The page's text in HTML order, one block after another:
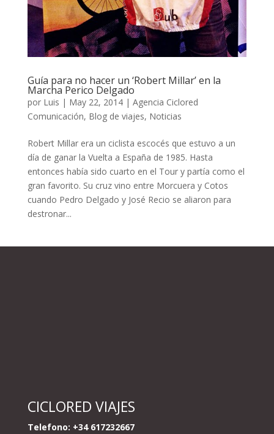
Guía para no hacer un ‘Robert Millar’ en la
Marcha Perico Delgado
por Luis | May 22, 2014| Agencia Ciclored
Comunicación, Blog de viajes, Noticias
Robert Millar era un ciclista escocés que estuvo a un
día de ganar la Vuelta a España de 1985. Hasta
entonces había sido cuarto en el Tour y partía como el
gran favorito. Su cruz vino entre Morcuera y Cotos
cuando Pedro Delgado y José Recio se aliaron para
destronar...
CICLORED VIAJES
Telefono: +34 617232667